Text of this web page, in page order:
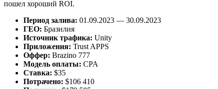
пошел хороший ROI.
Период залива: 01.09.2023 — 30.09.2023
ГЕО: Бразилия
Источник трафика: Unity
Приложения: Trust APPS
Оффер: Brazino 777
Модель оплаты: CPA
Ставка: $35
Потрачено: $106 410